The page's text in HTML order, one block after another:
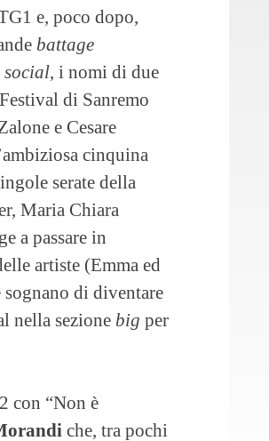
e, poco dopo,
battage
social , i nomi di due
di Sanremo
e Cesare
cinquina
serate della
Maria Chiara
a passare in
artiste (Emma ed
di diventare
nella sezione big per
con “Non è
che, tra pochi